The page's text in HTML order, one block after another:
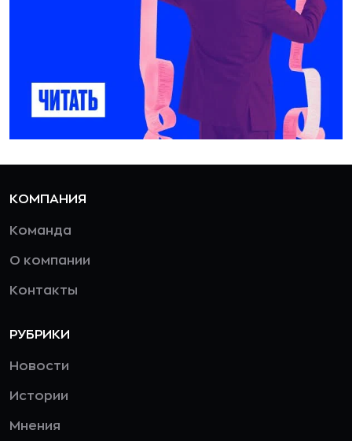
КОМПАНИЯ
Команда
О компании
Контакты
РУБРИКИ
Новости
Истории
Мнения